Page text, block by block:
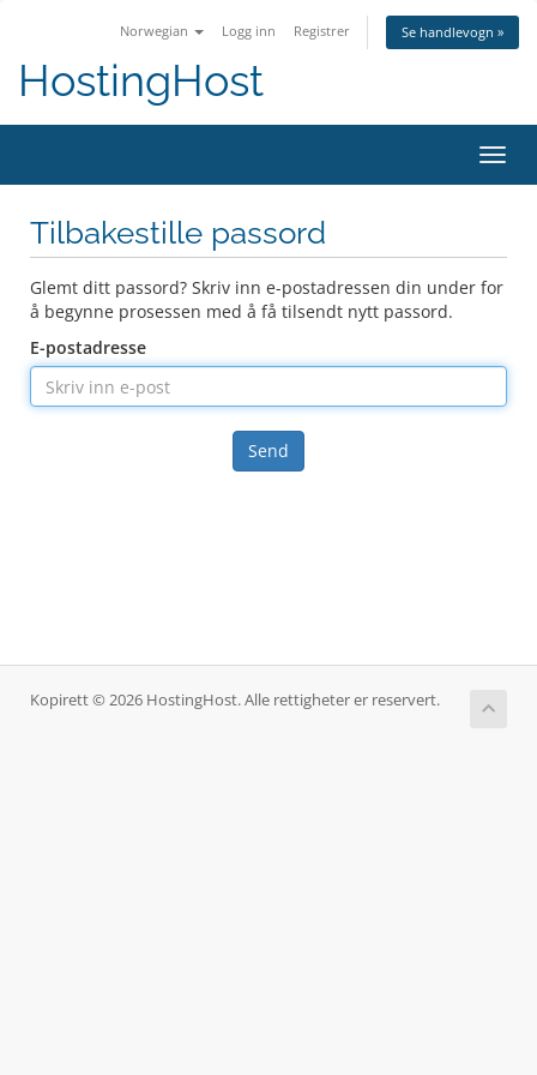
Norwegian Logg inn Registrer Se handlevogn »
HostingHost
Bytt
Tilbakestille passord
Glemt ditt passord? Skriv inn e-postadressen din under for
å begynne prosessen med å få tilsendt nytt passord.
E-postadresse
Send
Kopirett © 2026 HostingHost. Alle rettigheter er reservert.